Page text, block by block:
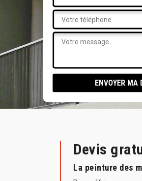
Devis
La peinture des